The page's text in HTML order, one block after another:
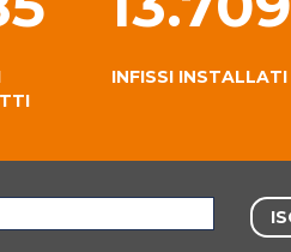
INFISSI INSTALLATI